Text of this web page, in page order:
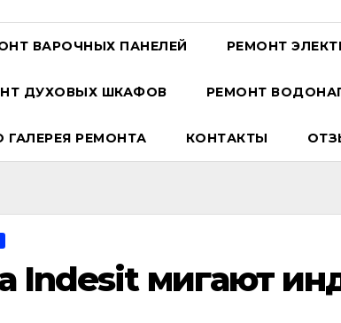
ВАРОЧНЫХ ПАНЕЛЕЙ РЕМОНТ
ДУХОВЫХ ШКАФОВ РЕМОНТ
ГАЛЕРЕЯ РЕМОНТА КОНТАКТЫ
Indesit мигают